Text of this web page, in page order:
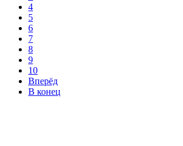
4
5
6
7
8
9
10
Вперёд
В конец